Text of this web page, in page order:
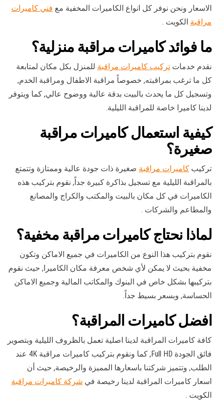
الاسعار ونحن نوفر كل انواع الكاميرات المخفية مع فني كاميرات
مراقبة الكويت .
ما فوائد كاميرات مراقبة منزلية؟
نقدم خدمات تركيب كاميرات مراقبة للمنزل بكل مكان لمتابعة
كل ما ترغب بمراقبته, خصوصاً مراقبة الاطفال ومراقبة الخدم,
وتسجيل كل ما يحدث بالبيت بدقة عالية ووضوح عالي, كما ويتوفر
لدينا كاميرا خاصة للمراقبة الليلية.
كيفية استعمال كاميرات مراقبة
صغيرة؟
تركيب كاميرات مراقبة صغيرة ذات جودة عالية وممتازة وتتمتع
بالمراقبة الليلية مع تسجيل بذاكرة كبيرة جداً, نقوم بتركيب هذه
الكاميرات في كل مكان بالبيت والمكتب والكراج والمصانع
والمطاعم والشركات .
لماذا نحتاج كاميرات مراقبة مخفية؟
نقوم بتركيب هذا النوع من الكاميرات في جميع الاماكن وتكون
مخفية بحيث لا يمكن لأي شخص معرفة مكان الكاميرا, حيث نقوم
بتركيبها بشكل خاص في البنوك والمكاتب المالية وجميع الاماكن
الحساسة, وبسعر بسيط جداً.
افضل كاميرات المراقبة؟
كافة كاميرات المراقبة لدينا اصلية تعمل بالظروف الليلية وبتصوير
فائق الجودة Full HD, كما ونقوم بتركيب كاميرات مراقبة 4K عند
الطلب, وتتميز شركتنا باسعارها المميزة والرخيصة, حيث أن
اسعار كاميرات المراقبة لدينا رخيصة في شركة كاميرات مراقبة
الكويت .